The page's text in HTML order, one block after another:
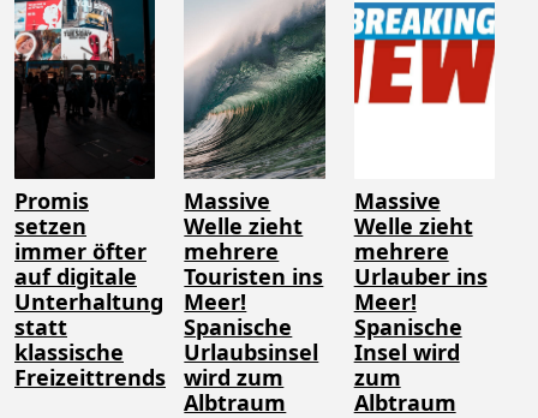
Promis
setzen
immer öfter
auf digitale
Unterhaltung
statt
klassische
Freizeittrends
Massive
Welle zieht
mehrere
Touristen ins
Meer!
Spanische
Urlaubsinsel
wird zum
Albtraum
Massive
Welle zieht
mehrere
Urlauber ins
Meer!
Spanische
Insel wird
zum
Albtraum